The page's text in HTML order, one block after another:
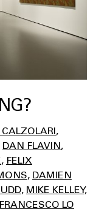
CALZOLARI
DAN FLAVIN
FELIX
DAMIEN
MIKE KELLEY
FRANCESCO LO